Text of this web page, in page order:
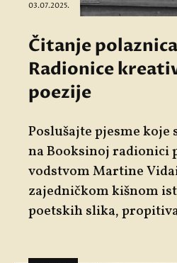
03.07.2025.
Čitanje
Radionice
poezije
Poslušajte pjesme koje
naBooksinoj radionici
vodstvomMartine
zajedničkom kišnom
poetskih slika,